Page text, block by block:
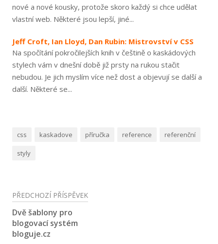
nové a nové kousky, protože skoro každý si chce udělat
vlastní web. Některé jsou lepší, jiné...
Jeff Croft, Ian Lloyd, Dan Rubin: Mistrovství v CSS
Na spočítání pokročilejších knih v češtině o kaskádových
stylech vám v dnešní době již prsty na rukou stačit
nebudou. Je jich myslím více než dost a objevují se další a
další. Některé se...
css kaskadove příručka reference referenční
styly
Navigace
pro
příspěvek
PŘEDCHOZÍ PŘÍSPĚVEK
Dvě šablony pro
blogovací systém
bloguje.cz